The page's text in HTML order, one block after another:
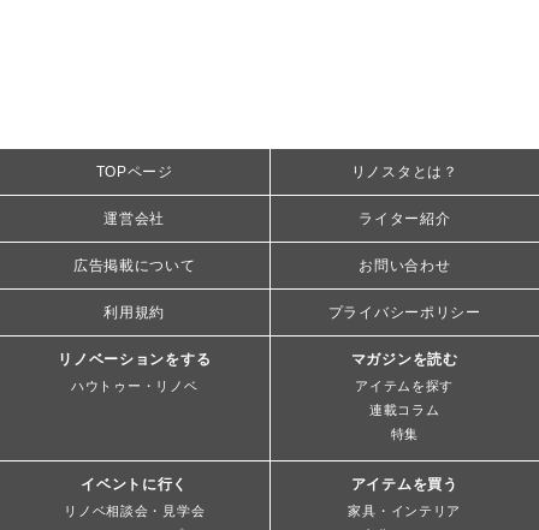
TOPページ リノスタとは？
運営会社 ライター紹介
広告掲載について お問い合わせ
利用規約 プライバシーポリシー
リノベーションをする
ハウトゥー・リノベ
マガジンを読む
アイテムを探す
連載コラム
特集
イベントに行く
リノベ相談会・見学会
アイテムを買う
家具・インテリア